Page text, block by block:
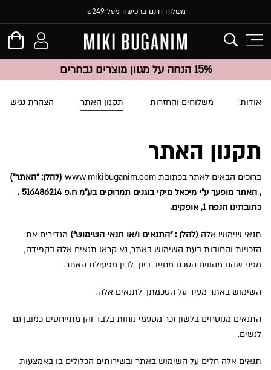
משלוח חינם ברכישה מעל ₪249
15% הנחה על מגוון מוצרים נבחרים
אודות משלוחים והחזרות תקנון האתר הצהרת נגישות
תקנון האתר
ברוכים הבאים לאתר בכתובת www.mikibuganim.com
(להלן: “האתר”)
, האתר מופעך ע”י מיכאל מיקי בוגנים תמרוקים בע”מ ח.פ 516486214
.
כתובתינו הנפח 1, אופקים.
תנאי שימוש אלה (להלן : “התנאים ו/או תנאי השימוש”) מגדירים את
הזכויות והחובות בעת השימוש באתר, נא קראו תנאים אלה בקפידה,
מפני שהם מהווים הסכם מחייב בינך לבין מפעילת האתר.
השימוש באתר מעיד על הסכמתך לתנאים אלה.
התנאים מנוסחים בלשון זכר מטעמי נוחות בלבד והן מתייחסים כמובן גם
לנשים.
תנאים אלה חלים על השימוש באתר ובשירותים הכלולים בו באמצעות